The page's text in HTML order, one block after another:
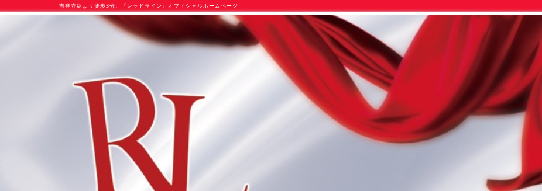
吉祥寺駅より徒歩3分。『レッドライン』オフィシャルホームページ